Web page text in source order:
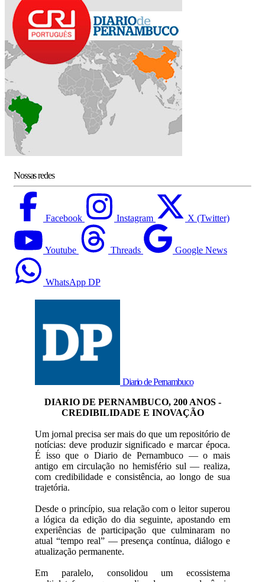
Nossas redes
Facebook Instagram X (Twitter)
Youtube Threads Google News
WhatsApp DP
Diario de Pernambuco
DIARIO DE PERNAMBUCO, 200 ANOS -
CREDIBILIDADE E INOVAÇÃO
Um jornal precisa ser mais do que um repositório de
notícias: deve produzir significado e marcar época.
É isso que o Diario de Pernambuco — o mais
antigo em circulação no hemisfério sul — realiza,
com credibilidade e consistência, ao longo de sua
trajetória.
Desde o princípio, sua relação com o leitor superou
a lógica da edição do dia seguinte, apostando em
experiências de participação que culminaram no
atual “tempo real” — presença contínua, diálogo e
atualização permanente.
Em paralelo, consolidou um ecossistema